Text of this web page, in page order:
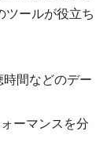
ツールが役立ち
間などのデー
ーマンスを分